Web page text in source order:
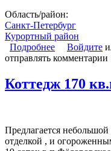
Область/район:
Санкт-Петербург
Курортный район
Подробнее о Таунхаус
Войдите
отправлять комментарии
Коттедж 170
Предлагается
отделкой , и